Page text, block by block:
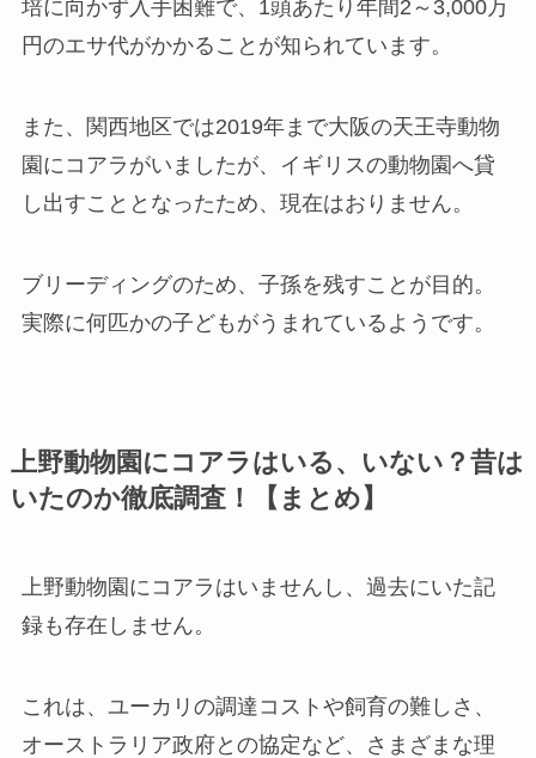
培に向かず入手困難で、1頭あたり年間2～3,000万
円のエサ代がかかることが知られています。
また、
関西地区では2019年まで大阪の天王寺動物
園にコアラがいましたが、イギリスの動物園へ貸
し出すこととなったため、現在はおりません。
ブリーディングのため、子孫を残すことが目的。
実際に何匹かの子どもがうまれているようです。
上野動物園にコアラはいる、いない？昔は
いたのか徹底調査！【まとめ】
上野動物園にコアラはいませんし、過去にいた記
録も存在しません。
これは、ユーカリの調達コストや飼育の難しさ、
オーストラリア政府との協定など、さまざまな理